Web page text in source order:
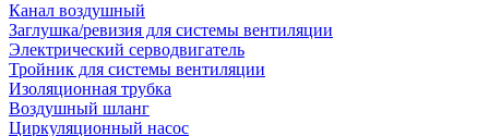
Канал воздушный
Заглушка/ревизия для системы вентиляции
Электрический серводвигатель
Тройник для системы вентиляции
Изоляционная трубка
Воздушный шланг
Циркуляционный насос